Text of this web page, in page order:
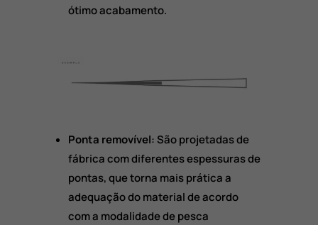
ótimo acabamento.
Ponta removível: São projetadas de
fábrica com diferentes espessuras de
pontas, que torna mais prática a
adequação do material de acordo
com a modalidade de pesca